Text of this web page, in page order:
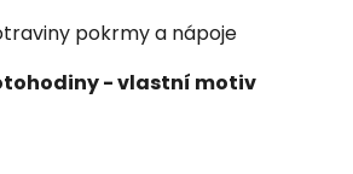
pokrmy a nápoje
- vlastní motiv